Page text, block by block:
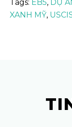
Tags: EB5, DỰ
XANH MỸ,